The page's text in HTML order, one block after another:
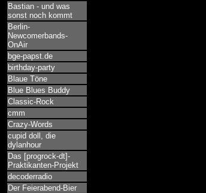
Bastian - und was
sonst noch kommt
Berlin-
Newcomerbands-
OnAir
bge-papst.de
birthday-party
Blaue Töne
Blue Blues Buddy
Classic-Rock
cmm
Crazy-Words
cupid doll, die
dylanhour
Das [progrock-dt]-
Praktikanten-Projekt
decoderradio
Der Feierabend-Bier